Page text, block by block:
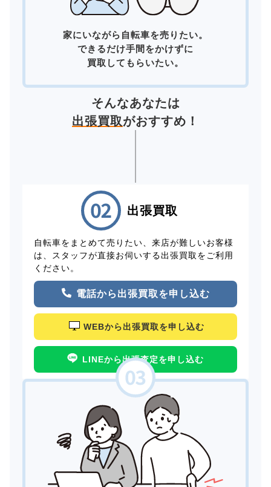
家にいながら自転車を売りたい。
できるだけ手間をかけずに
買取してもらいたい。
そんなあなたは
出張買取がおすすめ！
出張買取
自転車をまとめて売りたい、来店が難しいお客様
は、スタッフが直接お伺いする出張買取をご利用
ください。
電話から出張買取を申し込む
WEBから出張買取を申し込む
LINEから出張査定を申し込む